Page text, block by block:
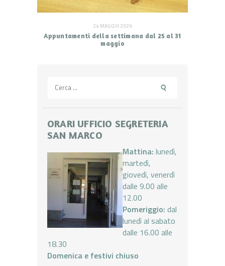
24 MAGGIO 2026
Appuntamenti della settimana dal 25 al 31
maggio
per:
ORARI UFFICIO SEGRETERIA
SAN MARCO
Mattina: lunedì,
martedì,
giovedì, venerdì
dalle 9.00 alle
12.00
Pomeriggio: dal
lunedì al sabato
dalle 16.00 alle
18.30
Domenica e festivi chiuso